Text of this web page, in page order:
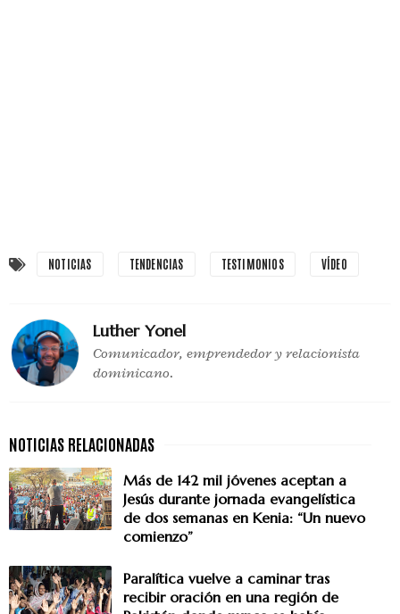
NOTICIAS TENDENCIAS TESTIMONIOS VÍDEO
Luther Yonel
Comunicador, emprendedor y relacionista
dominicano.
Más de 142 mil jóvenes aceptan a
Jesús durante jornada evangelística
de dos semanas en Kenia: “Un nuevo
comienzo”
Paralítica vuelve a caminar tras
recibir oración en una región de